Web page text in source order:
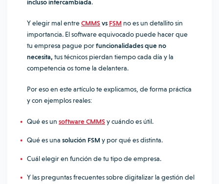
incluso intercambiada.
Y elegir mal entreCMMSvs FSM no es un detallito sin
importancia. El software equivocado puede hacer que
tu empresa pague porfuncionalidades que no
necesita, tus técnicos pierdan tiempo cada día y la
competencia os tome la delantera.
Por eso en este artículo te explicamos, de forma práctica
y con ejemplos reales:
Qué es un software CMMSy cuándo es útil.
Qué es una solución FSM y por qué es distinta.
Cuál elegir en función de tu tipo de empresa.
Y las preguntas frecuentes sobre digitalizar la gestión del